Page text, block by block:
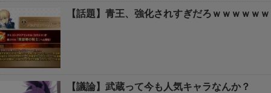
【話題】青王、強化されすぎだろｗｗｗｗｗｗ
【議論】武蔵って今も人気キャラなんか？